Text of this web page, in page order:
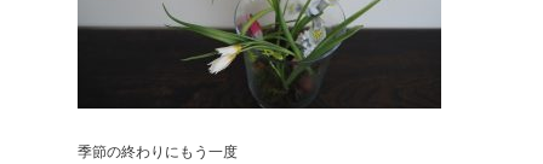
季節の終わりにもう一度